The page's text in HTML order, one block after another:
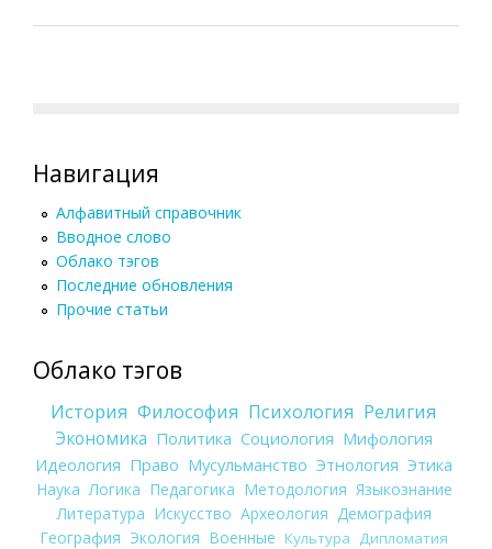
Навигация
Алфавитный справочник
Вводное слово
Облако тэгов
Последние обновления
Прочие статьи
Облако тэгов
История Философия Психология Религия
Экономика Политика Социология Мифология
Идеология Право Мусульманство Этнология Этика
Наука Логика Педагогика Методология Языкознание
Литература Искусство Археология Демография
География Экология Военные Культура
Дипломатия